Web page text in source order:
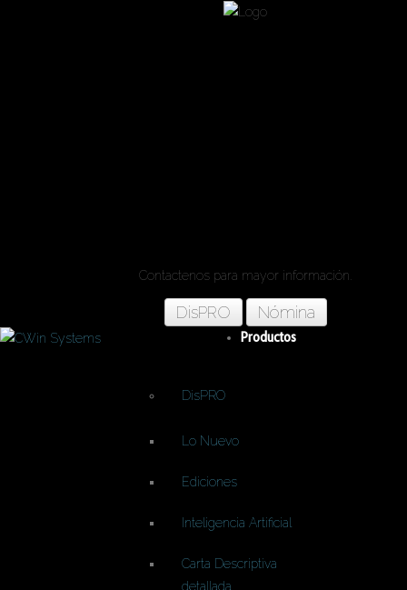
Contactenos para mayor información.
DisPRO Nómina
Productos
DisPRO
Lo Nuevo
Ediciones
Inteligencia Artificial
Carta Descriptiva
detallada